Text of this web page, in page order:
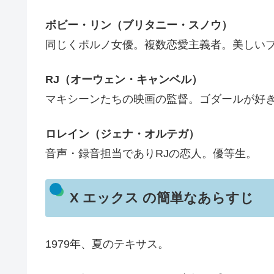
ボビー・リン（ブリタニー・スノウ）
同じくポルノ女優。複数恋愛主義者。美しい
RJ（オーウェン・キャンベル）
マキシーンたちの映画の監督。ゴダールが好き
ロレイン（ジェナ・オルテガ）
音声・録音担当でありRJの恋人。優等生。
X エックス の簡単なあらすじ
1979年、夏のテキサス。